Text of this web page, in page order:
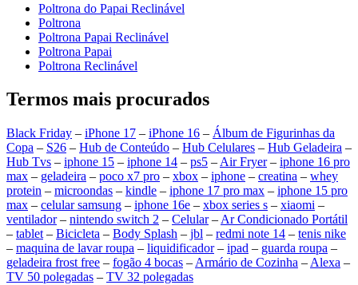
Poltrona do Papai Reclinável
Poltrona
Poltrona Papai Reclinável
Poltrona Papai
Poltrona Reclinável
Termos mais procurados
Black Friday – iPhone 17 – iPhone 16 – Álbum de Figurinhas da
Copa – S26 – Hub de Conteúdo – Hub Celulares – Hub Geladeira –
Hub Tvs – iphone 15 – iphone 14 – ps5 – Air Fryer– iphone 16 pro
max – geladeira – poco x7 pro – xbox – iphone – creatina – whey
protein – microondas – kindle – iphone 17 pro max – iphone 15 pro
max – celular samsung – iphone 16e – xbox series s – xiaomi –
ventilador– nintendo switch 2 – Celular– Ar Condicionado Portátil
– tablet – Bicicleta – Body Splash – jbl – redmi note 14 – tenis nike
– maquina de lavar roupa – liquidificador– ipad – guarda roupa –
geladeira frost free – fogão 4 bocas – Armário de Cozinha – Alexa –
TV 50 polegadas – TV 32 polegadas